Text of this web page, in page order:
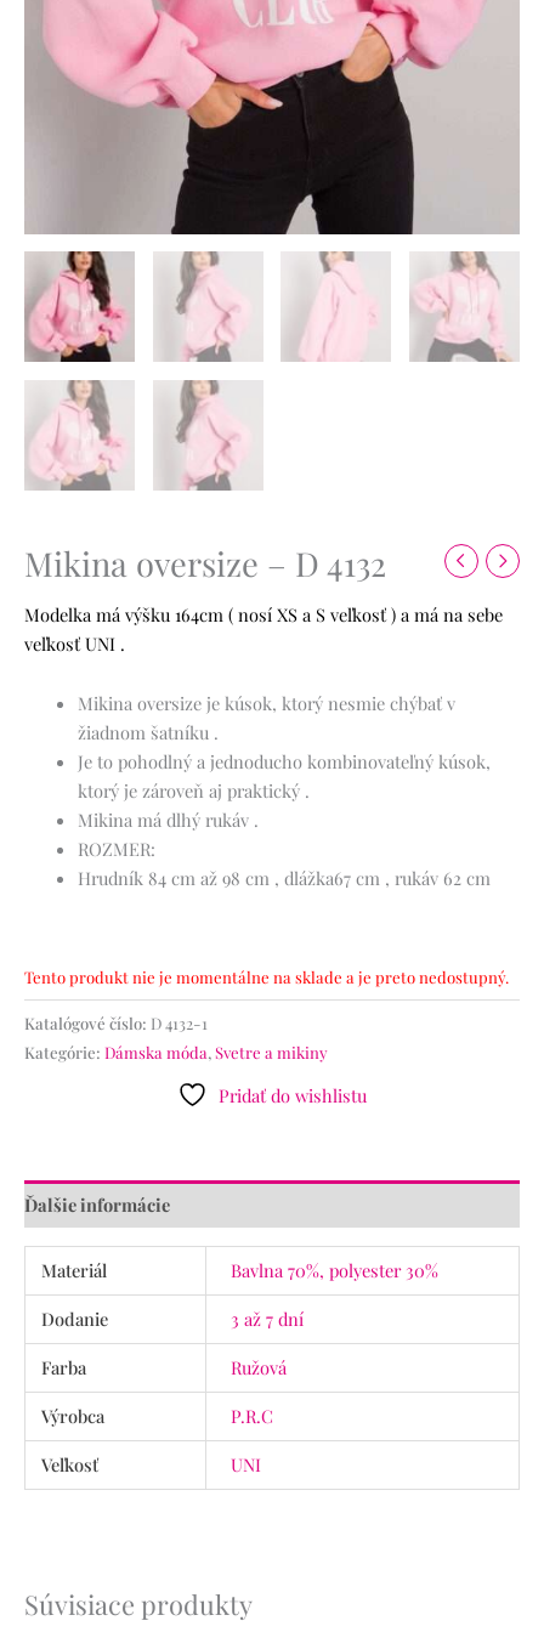
Mikina oversize – D 4132
Modelka má výšku 164cm ( nosí XS a S veľkosť ) a má na sebe
veľkosť UNI .
Mikina oversize je kúsok, ktorý nesmie chýbať v
žiadnom šatníku .
Je to pohodlný a jednoducho kombinovateľný kúsok,
ktorý je zároveň aj praktický .
Mikina má dlhý rukáv .
ROZMER:
Hrudník 84 cm až 98 cm , dlážka67 cm , rukáv 62 cm
Tento produkt nie je momentálne na sklade a je preto nedostupný.
Katalógové číslo: D 4132-1
Kategórie: Dámska móda,Svetre a mikiny
Pridať do wishlistu
Ďalšie informácie
Materiál
Bavlna 70%, polyester 30%
Dodanie
3 až 7 dní
Farba
Ružová
Výrobca
P.R.C
Veľkosť
UNI
Súvisiace produkty